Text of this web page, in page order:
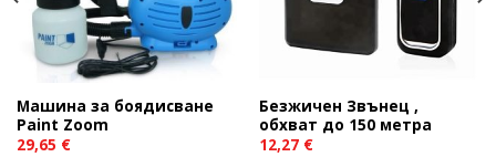
Машина за боядисване
Paint Zoom
29,65 €
Безжичен Звънец ,
обхват до 150 метра
12,27 €